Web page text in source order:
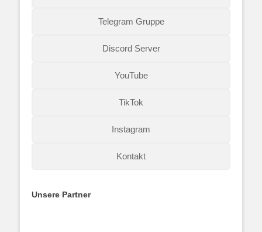
Telegram Gruppe
Discord Server
YouTube
TikTok
Instagram
Kontakt
Unsere Partner